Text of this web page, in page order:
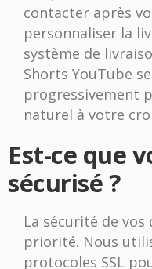
contacter après
personnaliser la
système de
Shorts YouTube
progressivement
naturel à votre
Est-ce que
sécurisé ?
La sécurité de
priorité. Nous
protocoles SSL